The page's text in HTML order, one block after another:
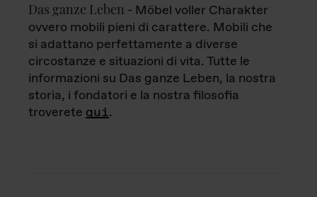
Das ganze Leben - Möbel voller Charakter
ovvero mobili pieni di carattere. Mobili che
si adattano perfettamente a diverse
circostanze e situazioni di vita. Tutte le
informazioni su Das ganze Leben, la nostra
storia, i fondatori e la nostra filosofia
troverete qui.